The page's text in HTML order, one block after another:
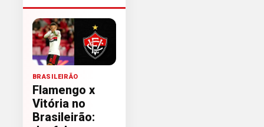
BRASILEIRÃO
Flamengo x
Vitória no
Brasileirão: